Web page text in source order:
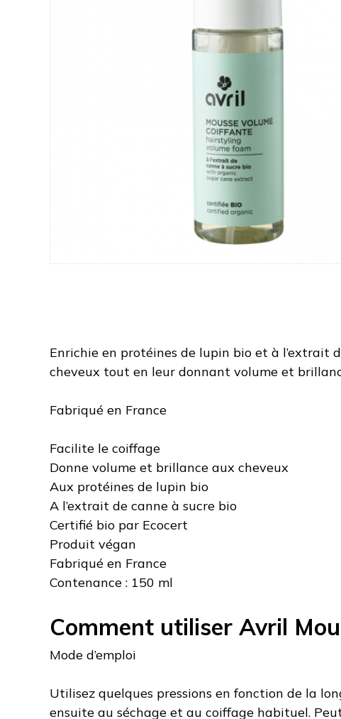
Enrichie en protéines de lupin bio et à l’extrait
cheveux tout en leur donnant volume et
Fabriqué en France
Facilite le coiffage
Donne volume et brillance aux cheveux
Aux protéines de lupin bio
A l’extrait de canne à sucre bio
Certifié bio par Ecocert
Produit végan
Fabriqué en France
Contenance : 150 ml
Comment utiliser Avril
Mode d’emploi
Utilisez quelques pressions en fonction de la
ensuite au séchage et au coiffage habituel.